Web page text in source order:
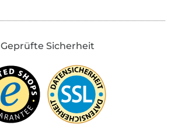
Geprüfte Sicherheit